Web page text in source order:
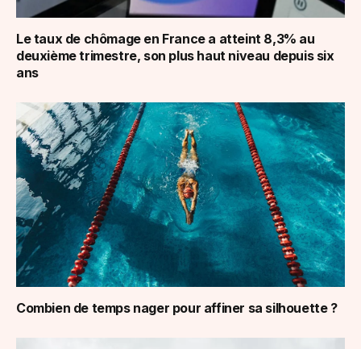
Le taux de chômage en France a atteint 8,3% au
deuxième trimestre, son plus haut niveau depuis six
ans
Combien de temps nager pour affiner sa silhouette ?